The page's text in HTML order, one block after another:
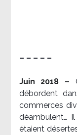
– – – – –
Juin 2018 –
débordent
commerces
déambulent…
étaient